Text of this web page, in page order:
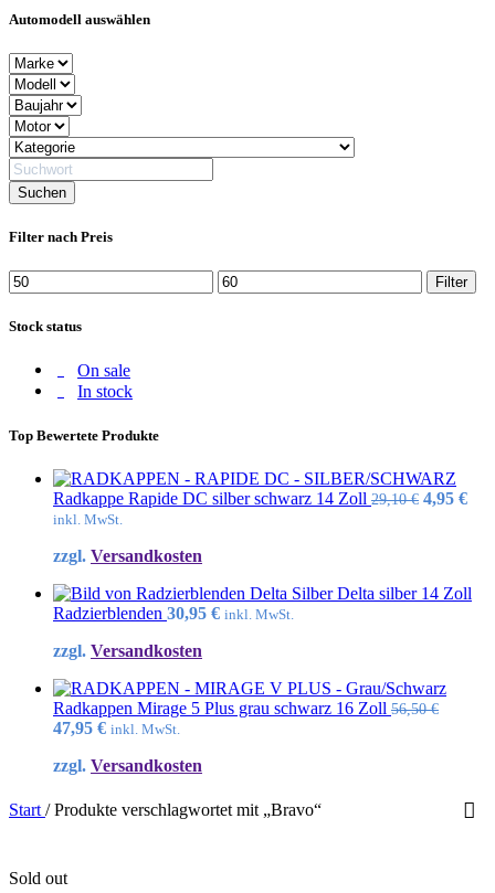
Automodell auswählen
Filter nach Preis
Min.
Preis
Max.
Preis
Filter
Stock status
On sale
In stock
Top Bewertete Produkte
Radkappe Rapide DC silber schwarz 14 Zoll 29,10€ 4,95 €
inkl. MwSt.
zzgl. Versandkosten
Delta silber 14 Zoll
Radzierblenden 30,95 € inkl. MwSt.
zzgl. Versandkosten
Radkappen Mirage 5 Plus grau schwarz 16 Zoll 56,50€
Ursprünglicher
war:
47,95 €Aktueller
ist:
inkl. MwSt.
zzgl. Versandkosten
Start / Produkte verschlagwortet mit „Bravo“
Sold out